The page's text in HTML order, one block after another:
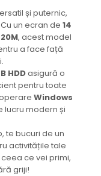
și puternic,
un ecran de 14
, acest model
a face față
HDDasigură o
pentru toate
Windows
lucru modern și
te bucuri de un
activitățile tale
ce vei primi,
griji!